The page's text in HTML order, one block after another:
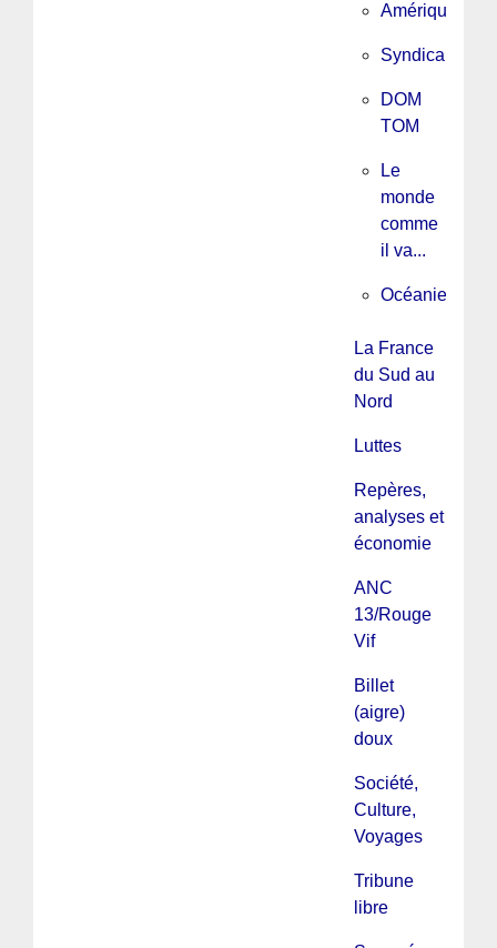
Amérique
Syndicalisme
DOM
TOM
Le
monde
comme
il va...
Océanie
La France
du Sud au
Nord
Luttes
Repères,
analyses et
économie
ANC
13/Rouge
Vif
Billet
(aigre)
doux
Société,
Culture,
Voyages
Tribune
libre